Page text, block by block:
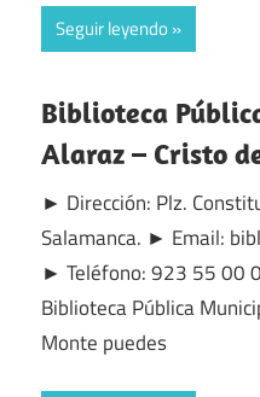
Seguir leyendo
Biblioteca
Alaraz – Cristo
► Dirección: Plz.
Salamanca. ► Email:
► Teléfono: 923 55 00
Biblioteca Pública
Monte puedes